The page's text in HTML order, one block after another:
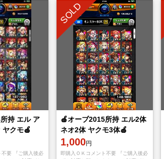
持 エル ア
ヤクモ🍎
不要 『ご購入後必
SOLD
🍎オーブ2015所持 エル2体
ネオ2体 ヤクモ3体🍎
1,000円
即購入ＯＫコメント不要 『ご購入後必